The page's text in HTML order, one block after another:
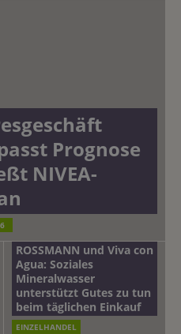
Prognose
NIVEA-
ROSSMANN und Viva con
Agua: Soziales
Mineralwasser
unterstützt Gutes zu tun
beim täglichen Einkauf
EINZELHANDEL